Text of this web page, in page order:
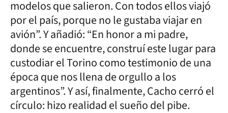
modelos que salieron. Con todos ellos viajó
por el país, porque no le gustaba viajar en
avión”. Y añadió: “En honor a mi padre,
donde se encuentre, construí este lugar para
custodiar el Torino como testimonio de una
época que nos llena de orgullo a los
argentinos”. Y así, finalmente, Cacho cerró el
círculo: hizo realidad el sueño del pibe.